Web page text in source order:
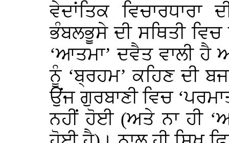
ਵੇਦਾਂਤਿਕ
ਭੰਬਲਭੂਸੇ ਦੀ ਸਥਿਤੀ
‘ਆਤਮਾ’ ਦਵੈਤ ਵਾਲੀ ਹੈ
ਨੂੰ ‘ਬ੍ਰਹਮ’ ਕਹਿਣ ਦੀ
ਉਂਜ ਗੁਰਬਾਣੀ ਵਿਚ
ਨਹੀਂ ਹੋਈ (ਅਤੇ ਨਾ ਹੀ